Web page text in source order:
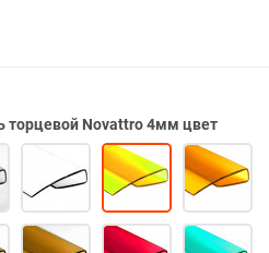
торцевой Novattro 4мм цвет